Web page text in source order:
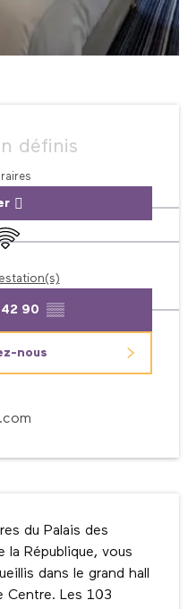
définis
42 90 ▒▒
nous
du Palais des
la République, vous
dans le grand hall
Centre. Les 103